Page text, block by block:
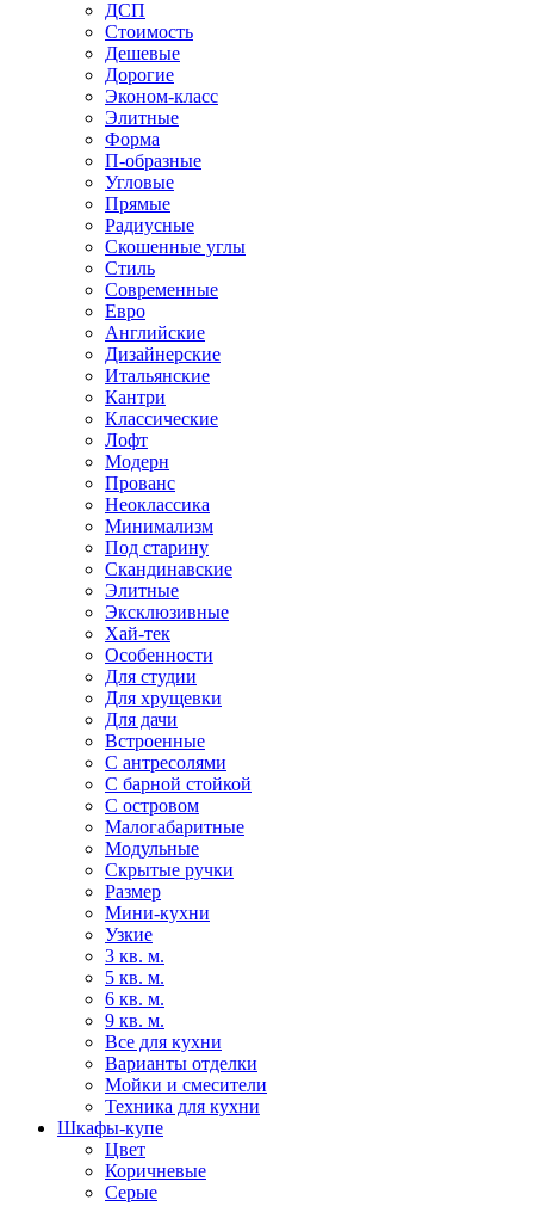
ДСП
Стоимость
Дешевые
Дорогие
Эконом-класс
Элитные
Форма
П-образные
Угловые
Прямые
Радиусные
Скошенные углы
Стиль
Современные
Евро
Английские
Дизайнерские
Итальянские
Кантри
Классические
Лофт
Модерн
Прованс
Неоклассика
Минимализм
Под старину
Скандинавские
Элитные
Эксклюзивные
Хай-тек
Особенности
Для студии
Для хрущевки
Для дачи
Встроенные
С антресолями
С барной стойкой
С островом
Малогабаритные
Модульные
Скрытые ручки
Размер
Мини-кухни
Узкие
3 кв. м.
5 кв. м.
6 кв. м.
9 кв. м.
Все для кухни
Варианты отделки
Мойки и смесители
Техника для кухни
Шкафы-купе
Цвет
Коричневые
Серые